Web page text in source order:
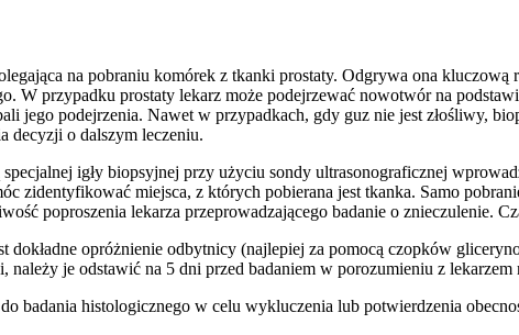
na pobraniu komórek z tkanki prostaty. Odgrywa ona
W przypadku prostaty lekarz może podejrzewać nowotwór na
jego podejrzenia. Nawet w przypadkach, gdy guz nie jest złośliwy,
decyzji o dalszym leczeniu.
igły biopsyjnej przy użyciu sondy ultrasonograficznej
zidentyfikować miejsca, z których pobierana jest tkanka. Samo
poproszenia lekarza przeprowadzającego badanie o znieczulenie.
dokładne opróżnienie odbytnicy (najlepiej za pomocą czopków
je odstawić na 5 dni przed badaniem w porozumieniu z
do badania histologicznego w celu wykluczenia lub potwierdzenia